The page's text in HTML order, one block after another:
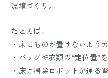
環境づくり。
たとえば、
・床にものが置けないよう
・バッグや衣類の“定位置”
・床に掃除ロボットが通る